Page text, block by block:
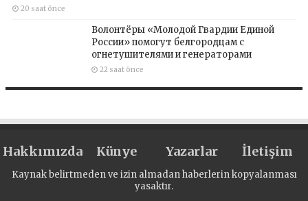
20 saat önce
Волонтёры «Молодой Гвардии Единой
России» помогут белгородцам с
огнетушителями и генераторами
22 saat önce
Hakkımızda Künye Yazarlar İletişim
Kaynak belirtmeden ve izin almadan haberlerin kopyalanması
yasaktır.